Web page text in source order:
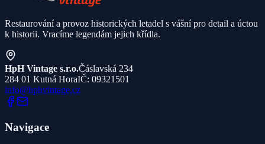
Restaurování a provoz historických letadel s vášní pro detail a úctou
k historii. Vracíme legendám jejich křídla.
HpH Vintage s.r.o.Čáslavská 234
284 01 Kutná HoraIČ: 09321501
info@hphvintage.cz
Navigace